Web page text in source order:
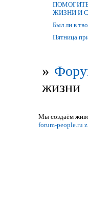
ЖИЗНИ И
Был ли в
Пятница
»
жизни
Мы создаём
forum-people.ru